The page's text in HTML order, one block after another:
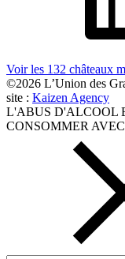
Voir les 132 châteaux
©2026 L’Union des
site : Kaizen Agency
L'ABUS D'ALCOOL
CONSOMMER